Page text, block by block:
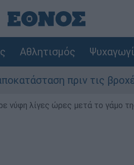
Αθλητισμός
πριν τις βροχές
λίγες ώρες μετά το γάμο